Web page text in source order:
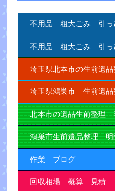
不用品 粗大ごみ 引っ
不用品 粗大ごみ 引っ
埼玉県北本市の生前遺
埼玉県鴻巣市 生前遺
北本市の遺品生前整理
鴻巣市生前遺品整理
作業 ブログ
回収相場 概算 見積